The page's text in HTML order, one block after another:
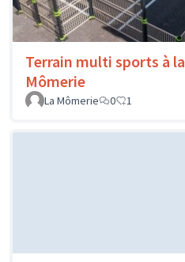
Terrain multi sports à la
Mômerie
La Mômerie
0 1